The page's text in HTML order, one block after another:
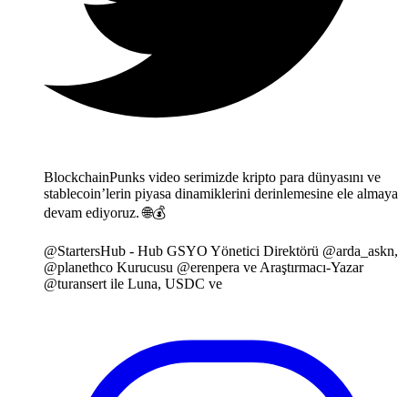
BlockchainPunks video serimizde kripto para dünyasını ve
stablecoin’lerin piyasa dinamiklerini derinlemesine ele almaya
devam ediyoruz. 🌐💰
@StartersHub - Hub GSYO Yönetici Direktörü @arda_askn,
@planethco Kurucusu @erenpera ve Araştırmacı-Yazar
@turansert ile Luna, USDC ve